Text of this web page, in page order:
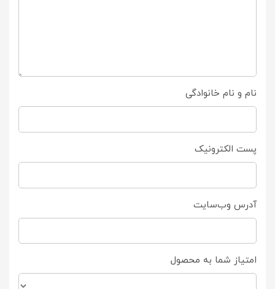
نام و نام خانوادگی
پست الکترونیک
آدرس وب‌سایت
امتیاز شما به محصول